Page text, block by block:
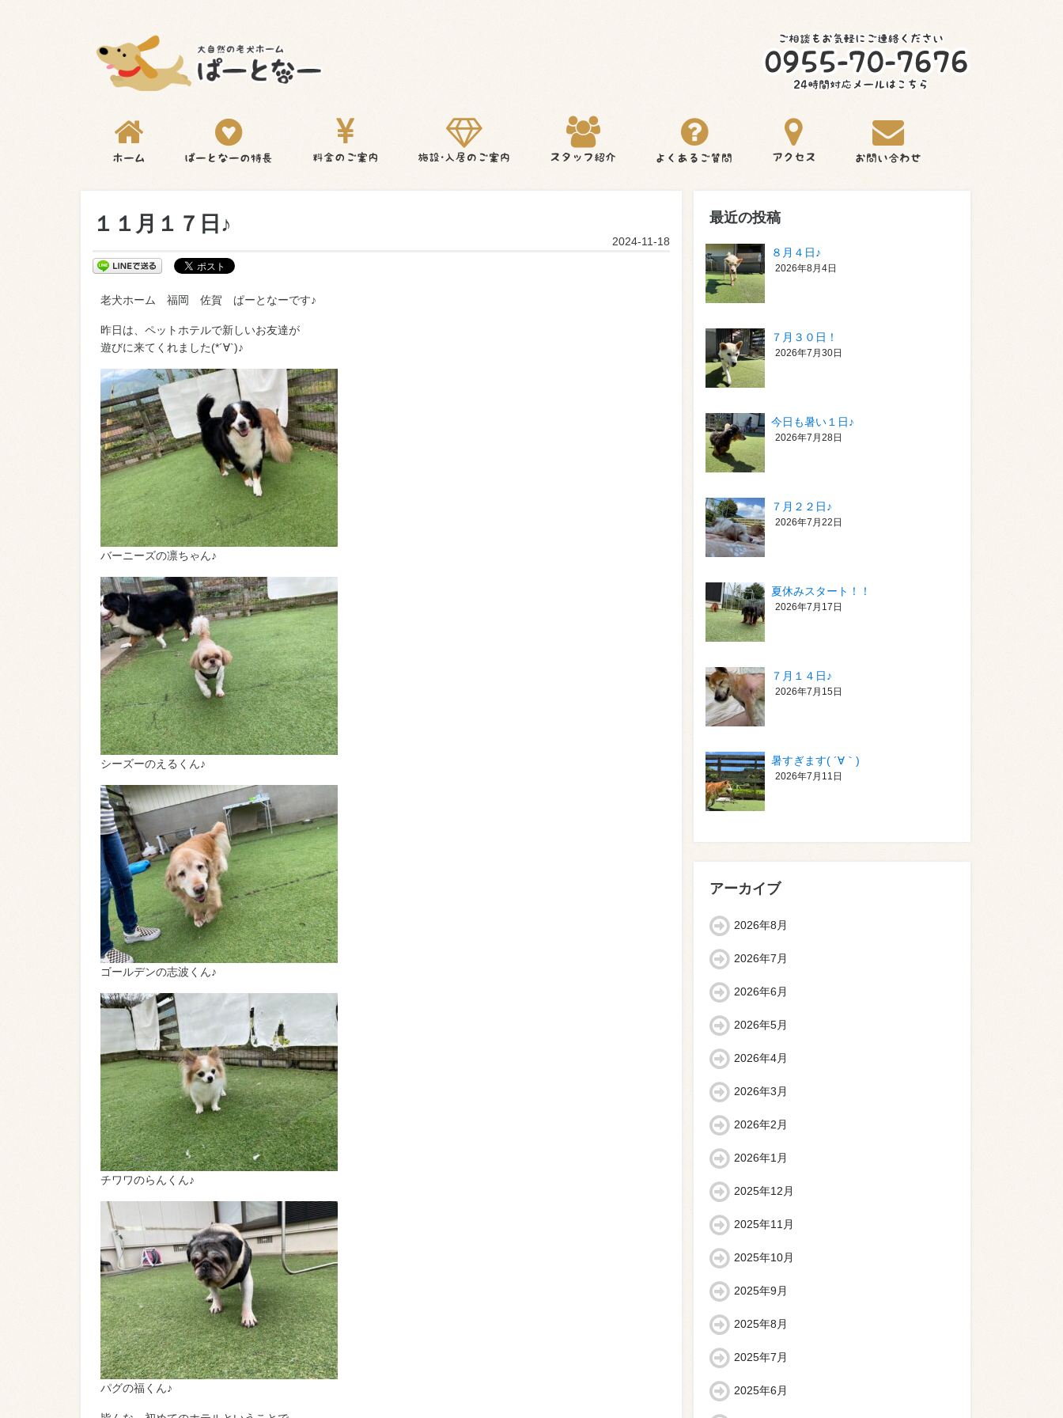
１１月１７日♪
2024-11-18
老犬ホーム 福岡 佐賀 ぱーとなーです♪
昨日は、ペットホテルで新しいお友達が
遊びに来てくれました(*´∀`)♪
バーニーズの凛ちゃん♪
シーズーのえるくん♪
ゴールデンの志波くん♪
チワワのらんくん♪
パグの福くん♪
最近の投稿
８月４日♪
2026年8月4日
７月３０日！
2026年7月30日
今日も暑い１日♪
2026年7月28日
７月２２日♪
2026年7月22日
夏休みスタート！！
2026年7月17日
７月１４日♪
2026年7月15日
暑すぎます( ´∀｀)
2026年7月11日
アーカイブ
2026年8月
2026年7月
2026年6月
2026年5月
2026年4月
2026年3月
2026年2月
2026年1月
2025年12月
2025年11月
2025年10月
2025年9月
2025年8月
2025年7月
2025年6月